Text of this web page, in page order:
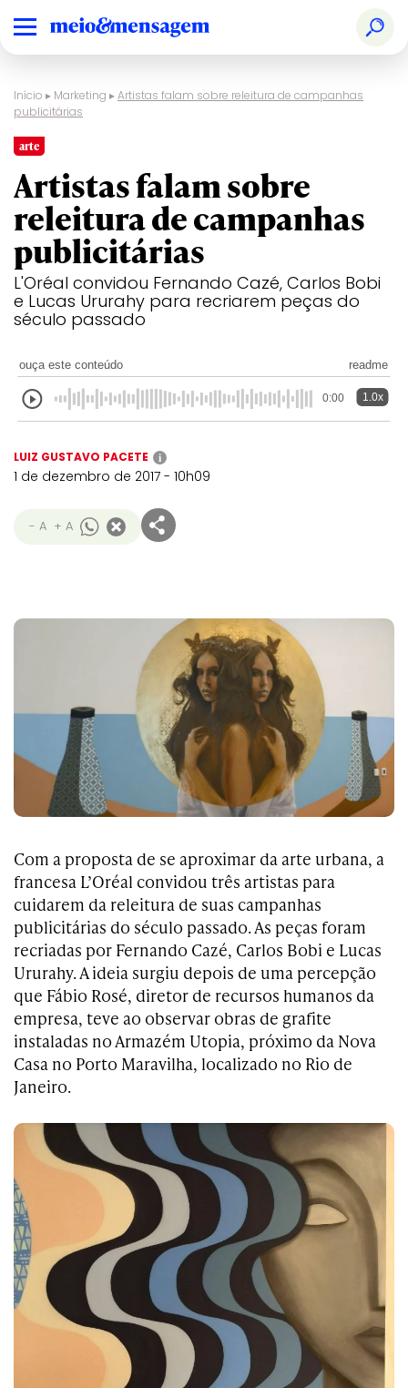
Início ▸ Marketing ▸Artistas falam sobre releitura de campanhas
publicitárias
arte
Artistas falam sobre
releitura de campanhas
publicitárias
L'Oréal convidou Fernando Cazé, Carlos Bobi
e Lucas Ururahy para recriarem peças do
século passado
ouça este conteúdo readme
0:00 1.0x
LUIZ GUSTAVO PACETE i
1 de dezembro de 2017 - 10h09
- A + A
Com a proposta de se aproximar da arte urbana, a
francesa L’Oréal convidou três artistas para
cuidarem da releitura de suas campanhas
publicitárias do século passado. As peças foram
recriadas por Fernando Cazé, Carlos Bobi e Lucas
Ururahy. A ideia surgiu depois de uma percepção
que Fábio Rosé, diretor de recursos humanos da
empresa, teve ao observar obras de grafite
instaladas no Armazém Utopia, próximo da Nova
Casa no Porto Maravilha, localizado no Rio de
Janeiro.